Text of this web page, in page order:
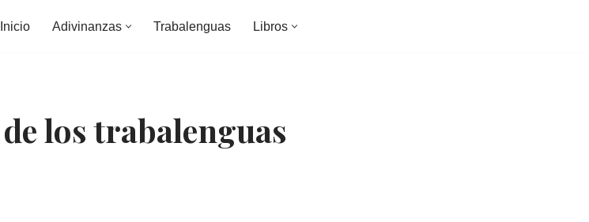
Inicio Adivinanzas Trabalenguas Libros
los trabalenguas